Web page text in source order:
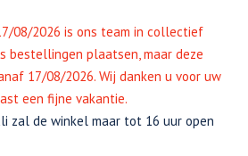
08/2026 is ons team in collectief
bestellingen plaatsen, maar deze
17/08/2026. Wij danken u voor uw
een fijne vakantie.
zal de winkel maar tot 16 uur open